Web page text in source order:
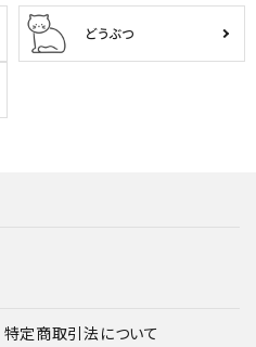
どうぶつ
特定商取引法について